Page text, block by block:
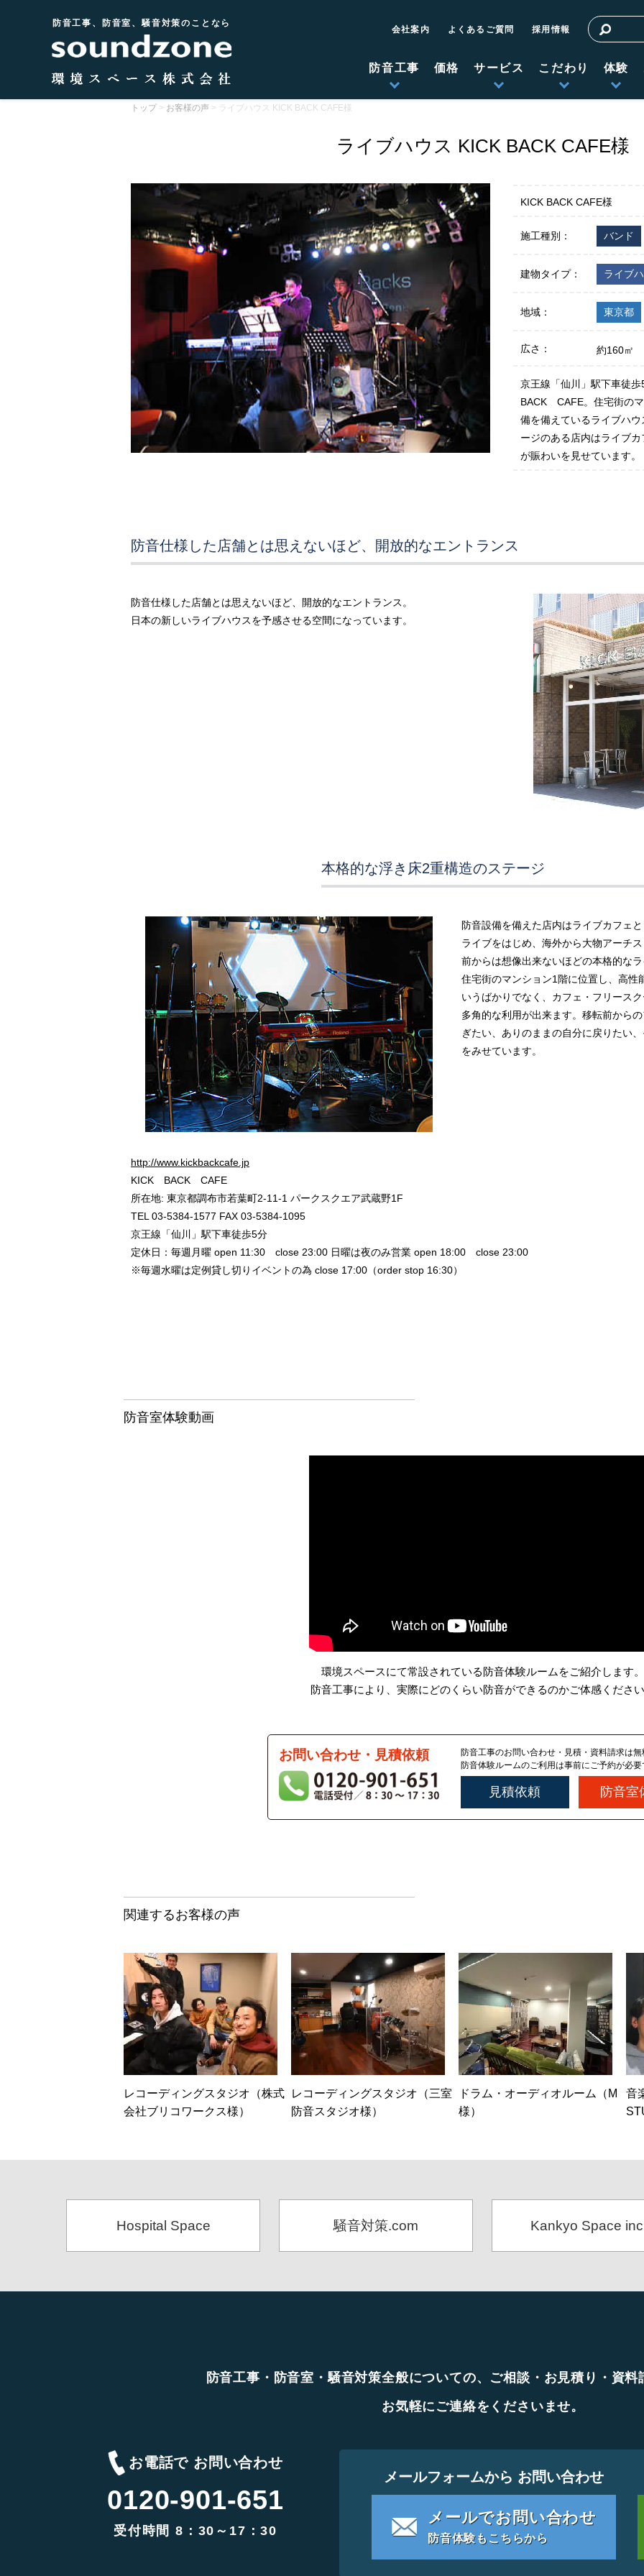
防音工事、防音室、騒音対策のことなら
会社案内 よくあるご質問 採用情報
防音工事 価格 サービス こだわり 体験
トップ > お客様の声 > ライブハウス KICK BACK CAFE様
ライブハウス KICK BACK CAFE様
KICK BACK CAFE様
施工種別： バンド
建物タイプ： ライブ
地域： 東京都
広さ： 約160㎡
京王線「仙川」駅下車徒
BACK CAFE。住宅街の
備を備えているライブハ
ージのある店内はライブ
が賑わいを見せています。
防音仕様した店舗とは思えないほど、開放的なエントランス
防音仕様した店舗とは思えないほど、開放的なエントランス。
日本の新しいライブハウスを予感させる空間になっています。
本格的な浮き床2重構造のステージ
防音設備を備えた店内はライブカフェ
ライブをはじめ、海外から大物アーチ
前からは想像出来ないほどの本格的な
住宅街のマンション1階に位置し、高性
いうばかりでなく、カフェ・フリース
多角的な利用が出来ます。移転前から
ぎたい、ありのままの自分に戻りたい
をみせています。
http://www.kickbackcafe.jp
KICK BACK CAFE
所在地: 東京都調布市若葉町2-11-1 パークスクエア武蔵野1F
TEL 03-5384-1577 FAX 03-5384-1095
京王線「仙川」駅下車徒歩5分
定休日：毎週月曜 open 11:30 close 23:00 日曜は夜のみ営業 open 18:00 close 23:00
※毎週水曜は定例貸し切りイベントの為 close 17:00（order stop 16:30）
防音室体験動画
環境スペースにて常設されている防音体験ルームをご紹介します。
防音工事により、実際にどのくらい防音ができるのかご体感ください
お問い合わせ・見積依頼
防音工事のお問い合わせ・見積・資料請求は無
防音体験ルームのご利用は事前にご予約が必要
見積依頼 防音室
関連するお客様の声
レコーディングスタジオ（株式
会社ブリコワークス様）
レコーディングスタジオ（三室
防音スタジオ様）
ドラム・オーディオルーム（M
様）
音
Hospital Space 騒音対策.com Kankyo Space
防音工事・防音室・騒音対策全般についての、ご相談・お見積り・資料
お気軽にご連絡をくださいませ。
お電話で お問い合わせ
0120-901-651
受付時間 8：30～17：30
メールフォームから お問い合わせ
メールでお問い合わせ
防音体験もこちらから